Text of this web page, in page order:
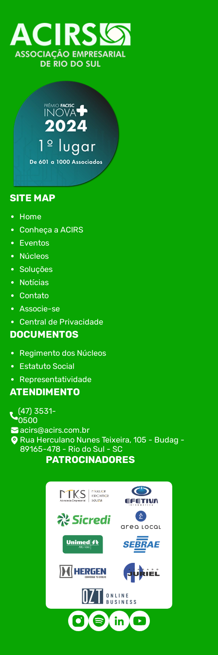
ACIRS, Jardel José Busarello, com os núcleos…
SITE MAP
Home
Conheça a ACIRS
Eventos
Núcleos
Soluções
Notícias
Contato
Associe-se
Central de Privacidade
DOCUMENTOS
Regimento dos Núcleos
Estatuto Social
Representatividade
ATENDIMENTO
(47) 3531-
0500
acirs@acirs.com.br
Rua Herculano Nunes Teixeira, 105 - Budag -
89165-478 - Rio do Sul - SC
PATROCINADORES